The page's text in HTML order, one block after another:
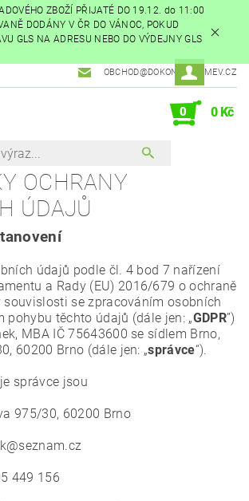
ZBOŽÍ PŘIJATÉ DO 19.12. do 11:00
DODÁNY V ČR DO VÁNOC, POKUD
GLS NA ADRESU NEBO DO VÝDEJNY GLS
OBCHOD@DOKONALYUSMEV.CZ
0 0 Kč
OCHRANY
ÚDAJŮ
údajů podle čl. 4 bod 7 nařízení
a Rady (EU) 2016/679 o ochraně
se zpracováním osobních
pohybu těchto údajů (dále jen: „GDPR”)
MBA IČ 75643600 se sídlem Brno,
60200 Brno (dále jen: „správce“).
správce jsou
975/30, 60200 Brno
449 156